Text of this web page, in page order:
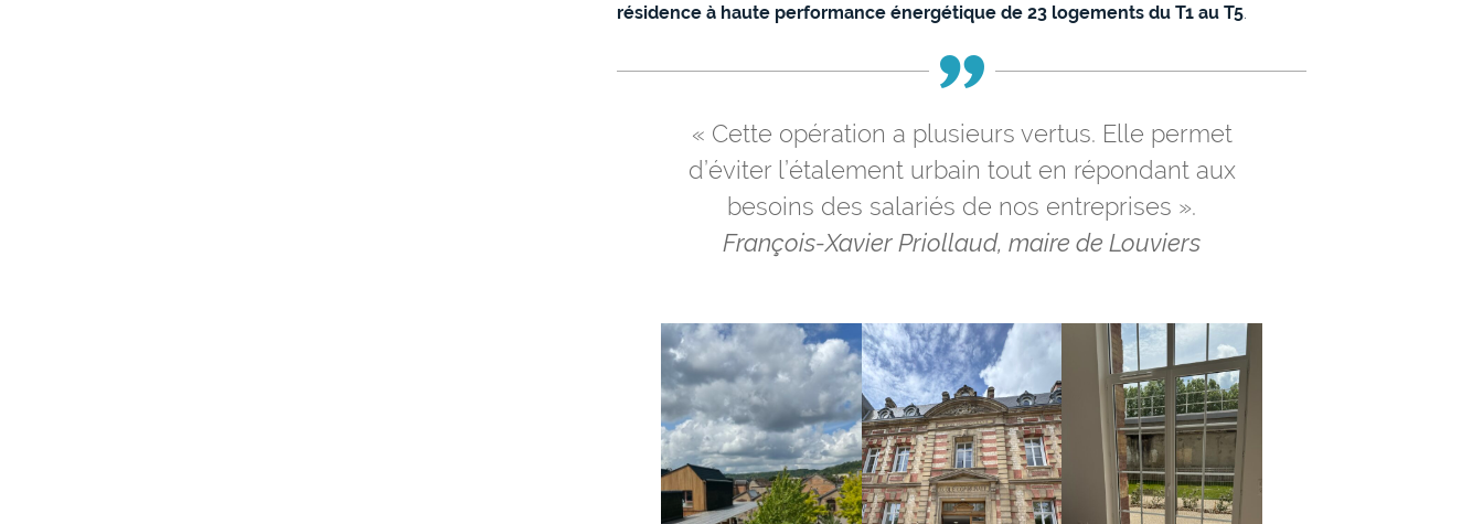
résidence à haute performance énergétique de 23 logements du T1 au T5.
« Cette opération a plusieurs vertus. Elle permet
d’éviter l’étalement urbain tout en répondant aux
besoins des salariés de nos entreprises ».
François-Xavier Priollaud, maire de Louviers